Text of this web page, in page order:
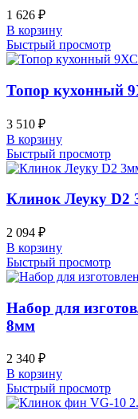
1 626 ₽
В корзину
Быстрый просмотр
Топор кухонный
3 510 ₽
В корзину
Быстрый просмотр
Клинок Леуку D2
2 094 ₽
В корзину
Быстрый просмотр
Набор для
8мм
2 340 ₽
В корзину
Быстрый просмотр